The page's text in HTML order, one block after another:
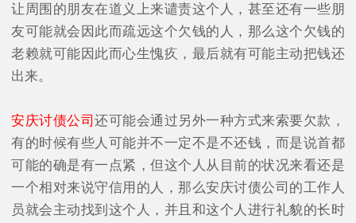
让周围的朋友在道义上来谴责这个人，甚至还有一些朋
友可能就会因此而疏远这个欠钱的人，那么这个欠钱的
老赖就可能因此而心生愧疚，最后就有可能主动把钱还
出来。
安庆讨债公司还可能会通过另外一种方式来索要欠款，
有的时候有些人可能并不一定不是不还钱，而是说首都
可能的确是有一点紧，但这个人从目前的状况来看还是
一个相对来说守信用的人，那么安庆讨债公司的工作人
员就会主动找到这个人，并且和这个人进行礼貌的长时